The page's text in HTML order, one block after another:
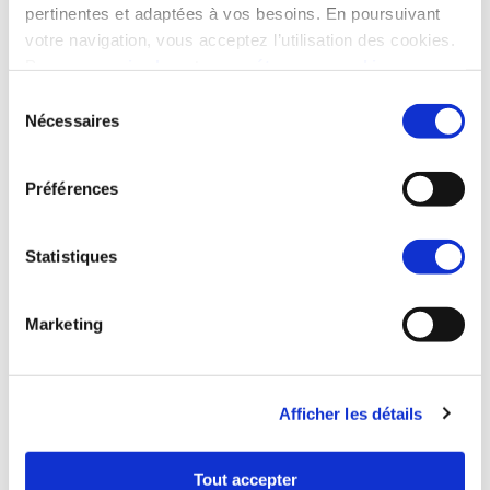
pertinentes et adaptées à vos besoins. En poursuivant
votre navigation, vous acceptez l’utilisation des cookies.
Nécessaires
Préférences
Statistiques
Marketing
Afficher les détails
Tout accepter
découvrez le dès maintenant !
2 pièces
2 pièces À partir de 317 000 €